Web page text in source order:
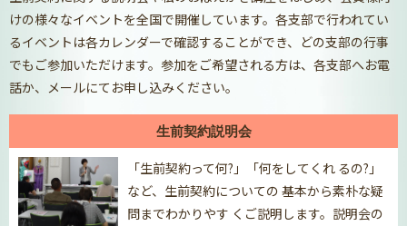
けの様々なイベントを全国で開催しています。各支部で行われてい
るイベントは各カレンダーで確認することができ、どの支部の行事
でもご参加いただけます。参加をご希望される方は、各支部へお電
話か、メールにてお申し込みください。
生前契約説明会
「生前契約って何?」「何をしてくれ るの?」
など、生前契約についての 基本から素朴な疑
問までわかりやす くご説明します。説明会の